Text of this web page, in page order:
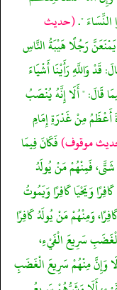
النِّسَاءَ ".(حديث
رَجُلًا هَيْبَةُ النَّاسِ
وَاللَّهِ رَأَيْنَا أَشْيَاءَ
قَالَ: " أَلَا إِنَّهُ يُنْصَبُ
أَعْظَمُ مِنْ غَدْرَةِ إِمَامِ
موقوف)فَكَانَ فِيمَا
فَمِنْهُمْ مَنْ يُولَدُ
وَيَحْيَا كَافِرًا وَيَمُوتُ
وَمِنْهُمْ مَنْ يُولَدُ كَافِرًا
سَرِيعَ الْفَيْءِ،
وَإِنَّ مِنْهُمْ سَرِيعَ الْغَضَبِ